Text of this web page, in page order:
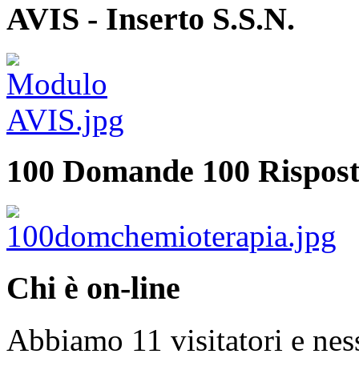
AVIS - Inserto S.S.N.
100 Domande 100
Chi è on-line
Abbiamo 11 visitatori e